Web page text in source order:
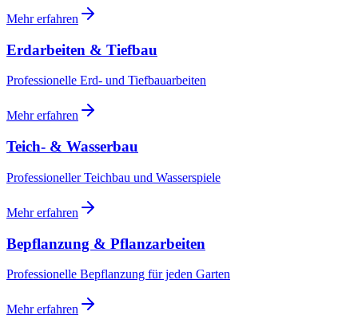
Mehr erfahren
Erdarbeiten & Tiefbau
Professionelle Erd- und Tiefbauarbeiten
Mehr erfahren
Teich- & Wasserbau
Professioneller Teichbau und Wasserspiele
Mehr erfahren
Bepflanzung & Pflanzarbeiten
Professionelle Bepflanzung für jeden Garten
Mehr erfahren